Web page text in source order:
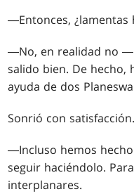
―Entonces,
―No, en realidad no
salido bien. De hecho,
ayuda de dos
Sonrió con satisfacción.
―Incluso hemos
seguir haciéndolo.
interplanares.